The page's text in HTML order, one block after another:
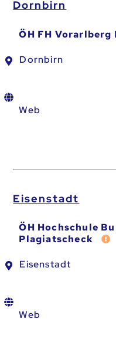
Dornbirn
ÖH FH
Dornbirn
Web
Eisenstadt
ÖH Hochschule
Plagiatscheck
Eisenstadt
Web